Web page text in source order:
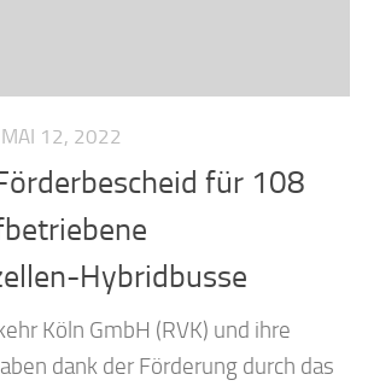
MAI 12, 2022
für 108
Hybridbusse
Köln GmbH (RVK) und ihre
dank der Förderung durch das